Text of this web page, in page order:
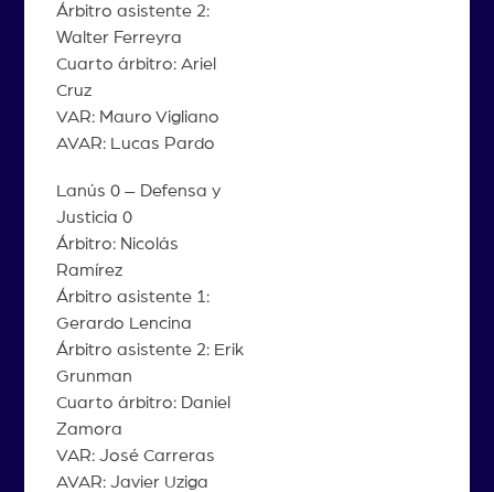
Árbitro asistente 2:
Walter Ferreyra
Cuarto árbitro: Ariel
Cruz
VAR: Mauro Vigliano
AVAR: Lucas Pardo
Lanús 0 – Defensa y
Justicia 0
Árbitro: Nicolás
Ramírez
Árbitro asistente 1:
Gerardo Lencina
Árbitro asistente 2: Erik
Grunman
Cuarto árbitro: Daniel
Zamora
VAR: José Carreras
AVAR: Javier Uziga